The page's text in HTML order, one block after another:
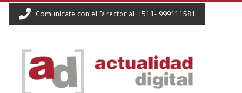
Comunícate con el Director al: +511- 999111581